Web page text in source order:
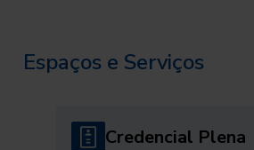
Espaços e Serviços
Credencial Plena